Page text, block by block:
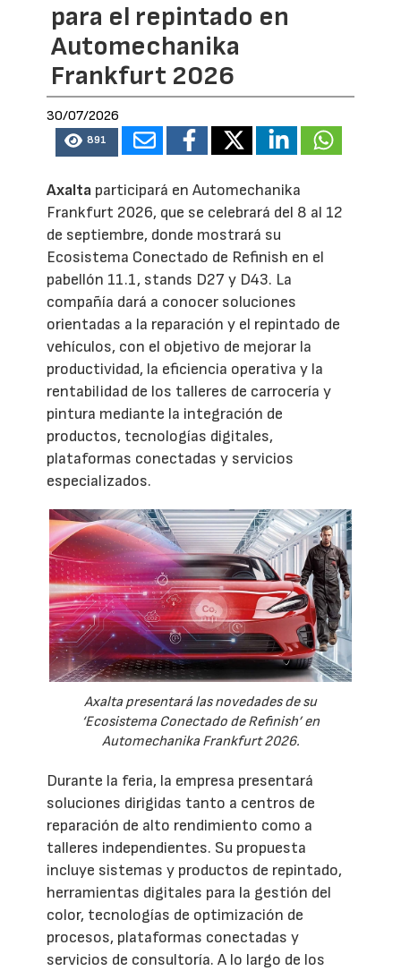
para el repintado en
Automechanika
Frankfurt 2026
30/07/2026
891
Axalta participará en Automechanika
Frankfurt 2026, que se celebrará del 8 al 12
de septiembre, donde mostrará su
Ecosistema Conectado de Refinish en el
pabellón 11.1, stands D27 y D43. La
compañía dará a conocer soluciones
orientadas a la reparación y el repintado de
vehículos, con el objetivo de mejorar la
productividad, la eficiencia operativa y la
rentabilidad de los talleres de carrocería y
pintura mediante la integración de
productos, tecnologías digitales,
plataformas conectadas y servicios
especializados.
Axalta presentará las novedades de su
‘Ecosistema Conectado de Refinish’ en
Automechanika Frankfurt 2026.
Durante la feria, la empresa presentará
soluciones dirigidas tanto a centros de
reparación de alto rendimiento como a
talleres independientes. Su propuesta
incluye sistemas y productos de repintado,
herramientas digitales para la gestión del
color, tecnologías de optimización de
procesos, plataformas conectadas y
servicios de consultoría. A lo largo de los